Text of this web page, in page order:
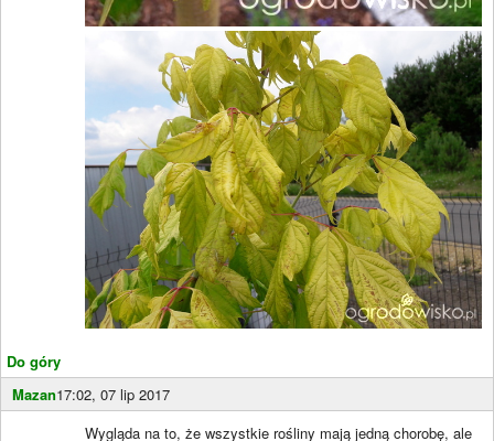
Do góry
Mazan17:02, 07 lip 2017
Wygląda na to, że wszystkie rośliny mają jedną chorobę, ale